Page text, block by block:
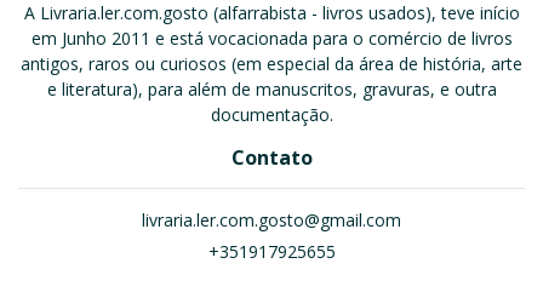
A Livraria.ler.com.gosto (alfarrabista - livros usados), teve início
em Junho 2011 e está vocacionada para o comércio de livros
antigos, raros ou curiosos (em especial da área de história, arte
e literatura), para além de manuscritos, gravuras, e outra
documentação.
Contato
livraria.ler.com.gosto@gmail.com
+351917925655